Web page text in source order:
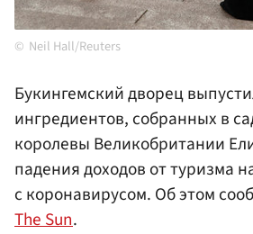
Neil Hall/Reuters
Букингемский дворец
ингредиентов, собранных в
королевы Великобритании
падения доходов от туризма
с коронавирусом. Об этом
The Sun.